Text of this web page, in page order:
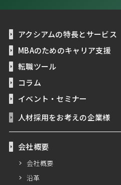
アクシアムの特長とサービス
MBAのためのキャリア支援
転職ツール
コラム
イベント・セミナー
人材採用をお考えの企業様
会社概要
会社概要
沿革